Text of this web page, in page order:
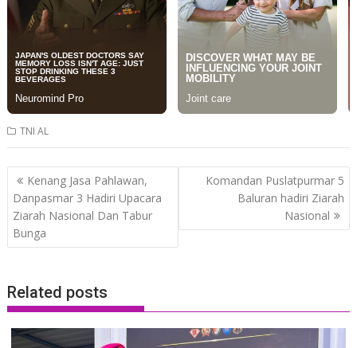
TNI AL
Post
navigation
Kenang Jasa Pahlawan,
Danpasmar 3 Hadiri Upacara
Ziarah Nasional Dan Tabur
Bunga
Komandan Puslatpurmar 5
Baluran hadiri Ziarah
Nasional
Related posts